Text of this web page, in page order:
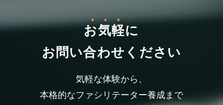
お気軽に
お問い合わせください
気軽な体験から、
本格的なファシリテーター養成まで